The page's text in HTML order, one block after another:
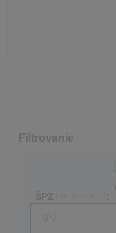
Filtrovanie
ŠPZ :